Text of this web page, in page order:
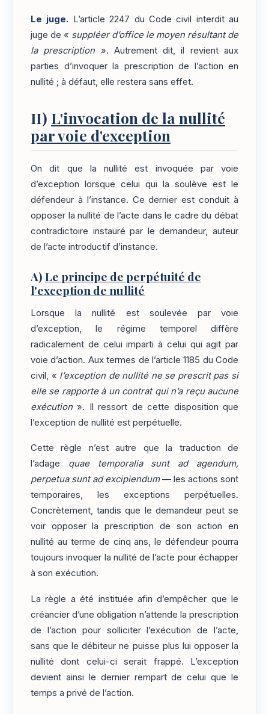
Le juge. L’article 2247 du Code civil interdit au
juge de « suppléer d’office le moyen résultant de
la prescription ». Autrement dit, il revient aux
parties d’invoquer la prescription de l’action en
nullité ; à défaut, elle restera sans effet.
II) L'invocation de la nullité
par voie d'exception
On dit que la nullité est invoquée par voie
d’exception lorsque celui qui la soulève est le
défendeur à l’instance. Ce dernier est conduit à
opposer la nullité de l’acte dans le cadre du débat
contradictoire instauré par le demandeur, auteur
de l’acte introductif d’instance.
A)Le principe de perpétuité de
l'exception de nullité
Lorsque la nullité est soulevée par voie
d’exception, le régime temporel diffère
radicalement de celui imparti à celui qui agit par
voie d’action. Aux termes de l’article 1185 du Code
civil, « l’exception de nullité ne se prescrit pas si
elle se rapporte à un contrat qui n’a reçu aucune
exécution ». Il ressort de cette disposition que
l’exception de nullité est perpétuelle.
Cette règle n’est autre que la traduction de
l’adage quae temporalia sunt ad agendum,
perpetua sunt ad excipiendum— les actions sont
temporaires, les exceptions perpétuelles.
Concrètement, tandis que le demandeur peut se
voir opposer la prescription de son action en
nullité au terme de cinq ans, le défendeur pourra
toujours invoquer la nullité de l’acte pour échapper
à son exécution.
La règle a été instituée afin d’empêcher que le
créancier d’une obligation n’attende la prescription
de l’action pour solliciter l’exécution de l’acte,
sans que le débiteur ne puisse plus lui opposer la
nullité dont celui-ci serait frappé. L’exception
devient ainsi le dernier rempart de celui que le
temps a privé de l’action.